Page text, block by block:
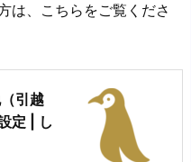
は、こちらをご覧くださ
引越
定 | し